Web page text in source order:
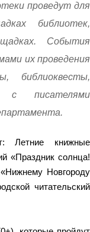
проведут для
библиотек,
События
их проведения
библиоквесты,
с писателями
Летние книжные
«Праздник солнца!
Новгороду
читательский